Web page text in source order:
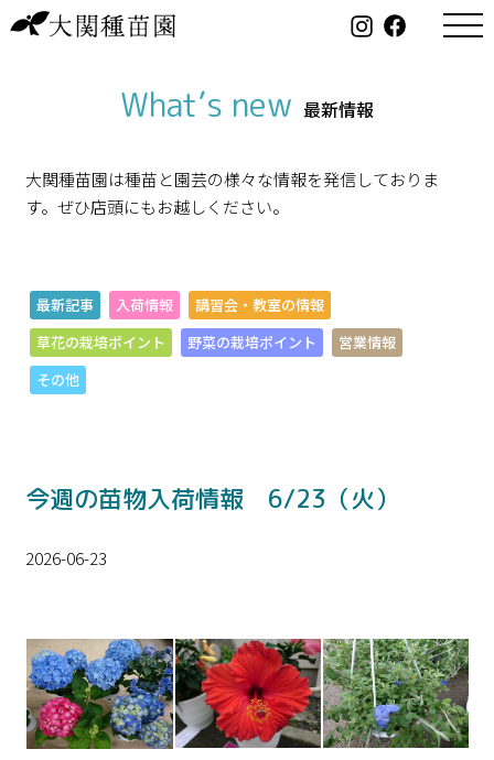
What’s new 最新情報
大関種苗園は種苗と園芸の様々な情報を発信しておりま
す。ぜひ店頭にもお越しください。
最新記事 入荷情報
講習会・教室の情報
草花の栽培ポイント
野菜の栽培ポイント
営業情報
その他
今週の苗物入荷情報 6/23（火）
2026-06-23